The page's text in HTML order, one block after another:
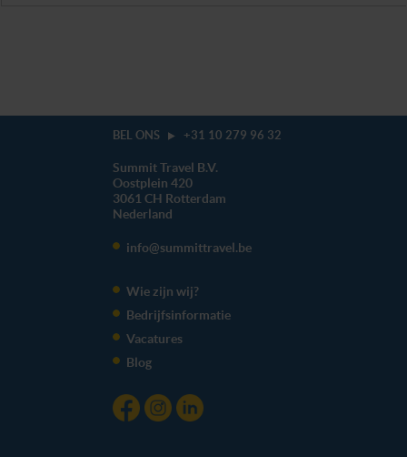
BEL ONS +31 10 279 96 32
Summit Travel B.V.
Oostplein 420
3061 CH Rotterdam
Nederland
info@summittravel.be
Wie zijn wij?
Bedrijfsinformatie
Vacatures
Blog